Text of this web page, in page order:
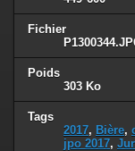
Fichier
Poids
303 Ko
Tags
2017, Bière,
jpo 2017,